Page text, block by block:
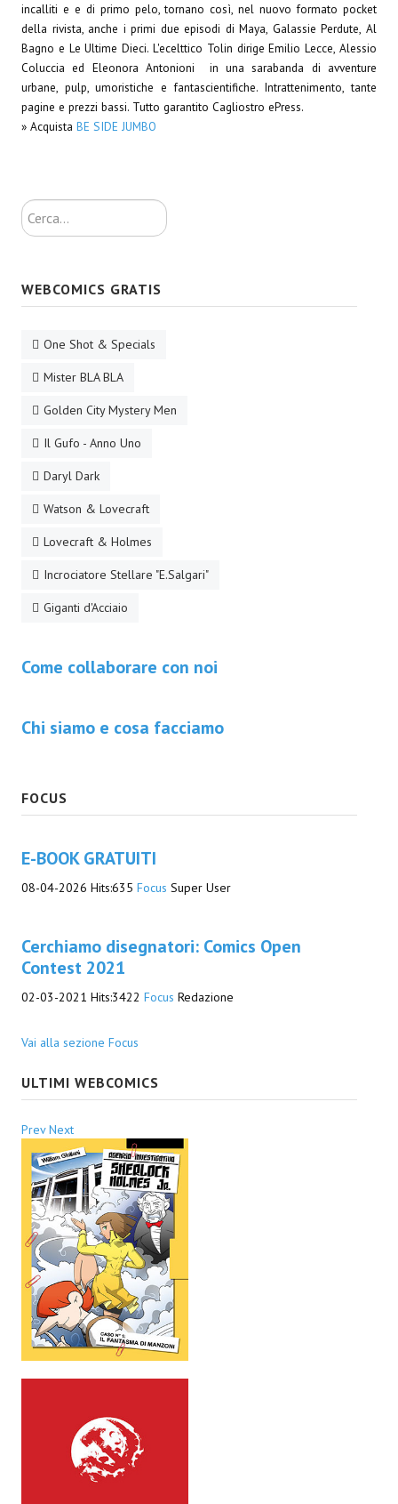
Casa Cagliostro@Lucca2018
#baseLUna@Lucca 2019
PUBBLICAZIONI
DownLoad
I Classici del Fumetto Indipendente
PTP
yKronos
American Milestone
Spaghetti Western
Fuori Collana
Riviste e Speciali
Necro
Saggistica
FantaFiction
IrregularVerso
Daryl Dark
Lovecraft & Holmes
Watson & Lovecraft
Sci-Fi
Giganti d'Acciaio
I.S. "E.Salgari"
TenCentsVerso
Joumon
Zeldamalincony
incalliti e e di primo pelo, tornano così, nel nuovo formato pocket
della rivista, anche i primi due episodi di Maya, Galassie Perdute, Al
Bagno e Le Ultime Dieci. L'ecelttico Tolin dirige Emilio Lecce, Alessio
Coluccia ed Eleonora Antonioni in una sarabanda di avventure
urbane, pulp, umoristiche e fantascientifiche. Intrattenimento, tante
pagine e prezzi bassi. Tutto garantito Cagliostro ePress.
» Acquista BE SIDE JUMBO
Cerca...
WEBCOMICS GRATIS
One Shot & Specials
Mister BLA BLA
Golden City Mystery Men
Il Gufo - Anno Uno
Daryl Dark
Watson & Lovecraft
Lovecraft & Holmes
Incrociatore Stellare "E.Salgari"
Giganti d'Acciaio
Come collaborare con noi
Chi siamo e cosa facciamo
FOCUS
E-BOOK GRATUITI
08-04-2026 Hits:635 Focus Super User
Cerchiamo disegnatori: Comics Open
Contest 2021
02-03-2021 Hits:3422 Focus Redazione
Vai alla sezione Focus
ULTIMI WEBCOMICS
Prev Next